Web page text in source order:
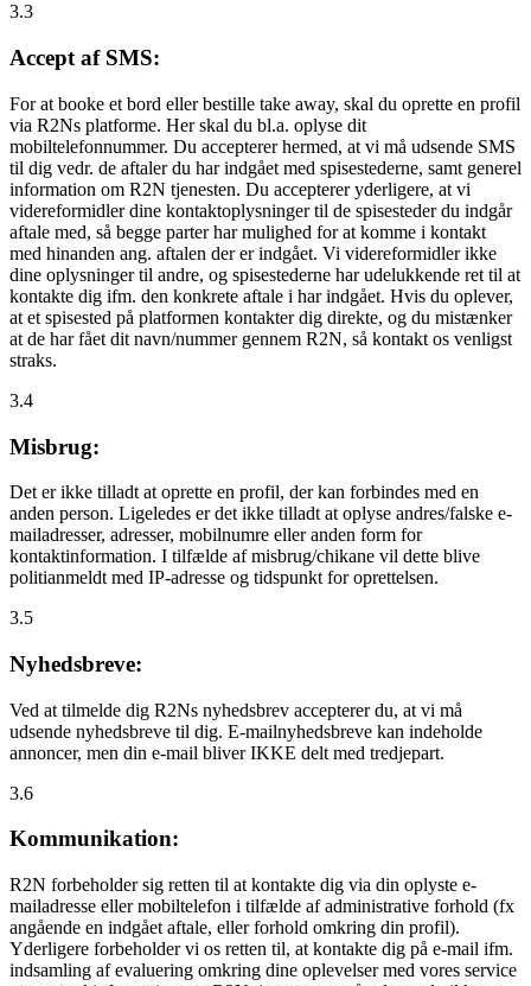
3.3
Accept af SMS:
For at booke et bord eller bestille take away, skal du oprette en profil
via R2Ns platforme. Her skal du bl.a. oplyse dit
mobiltelefonnummer. Du accepterer hermed, at vi må udsende SMS
til dig vedr. de aftaler du har indgået med spisestederne, samt generel
information om R2N tjenesten. Du accepterer yderligere, at vi
videreformidler dine kontaktoplysninger til de spisesteder du indgår
aftale med, så begge parter har mulighed for at komme i kontakt
med hinanden ang. aftalen der er indgået. Vi videreformidler ikke
dine oplysninger til andre, og spisestederne har udelukkende ret til at
kontakte dig ifm. den konkrete aftale i har indgået. Hvis du oplever,
at et spisested på platformen kontakter dig direkte, og du mistænker
at de har fået dit navn/nummer gennem R2N, så kontakt os venligst
straks.
3.4
Misbrug:
Det er ikke tilladt at oprette en profil, der kan forbindes med en
anden person. Ligeledes er det ikke tilladt at oplyse andres/falske e-
mailadresser, adresser, mobilnumre eller anden form for
kontaktinformation. I tilfælde af misbrug/chikane vil dette blive
politianmeldt med IP-adresse og tidspunkt for oprettelsen.
3.5
Nyhedsbreve:
Ved at tilmelde dig R2Ns nyhedsbrev accepterer du, at vi må
udsende nyhedsbreve til dig. E-mailnyhedsbreve kan indeholde
annoncer, men din e-mail bliver IKKE delt med tredjepart.
3.6
Kommunikation:
R2N forbeholder sig retten til at kontakte dig via din oplyste e-
mailadresse eller mobiltelefon i tilfælde af administrative forhold (fx
angående en indgået aftale, eller forhold omkring din profil).
Yderligere forbeholder vi os retten til, at kontakte dig på e-mail ifm.
indsamling af evaluering omkring dine oplevelser med vores service